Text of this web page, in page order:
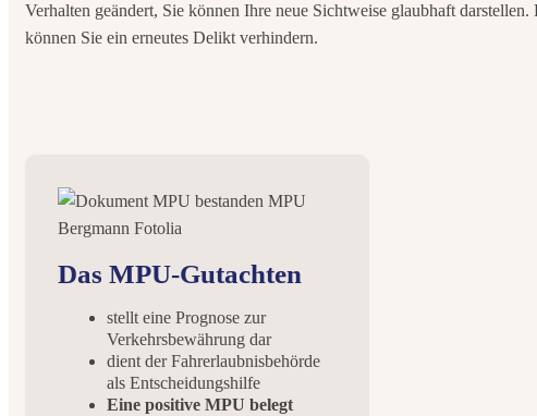
Verhalten geändert, Sie können Ihre neue Sichtweise glaubhaft
können Sie ein erneutes Delikt verhindern.
Das MPU-Gutachten
stellt eine Prognose zur
Verkehrsbewährung dar
dient der Fahrerlaubnisbehörde
als Entscheidungshilfe
Eine positive MPU belegt